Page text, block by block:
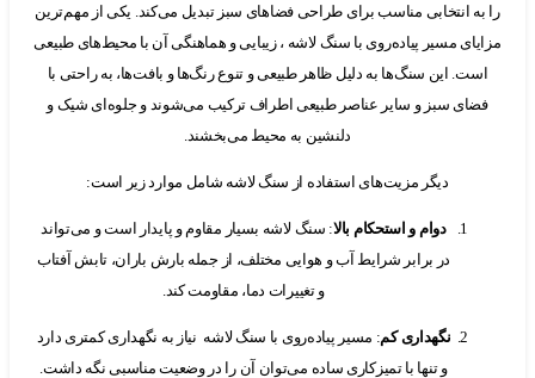
انتخابی مناسب برای طراحی فضاهای سبز تبدیل می‌کند. یکی از مهم‌ترین
مسیر پیاده‌روی با سنگ لاشه ، زیبایی و هماهنگی آن با محیط‌های طبیعی
این سنگ‌ها به دلیل ظاهر طبیعی و تنوع رنگ‌ها و بافت‌ها، به راحتی با
سبز و سایر عناصر طبیعی اطراف ترکیب می‌شوند و جلوه‌ای شیک و
دلنشین به محیط می‌بخشند.
دیگر مزیت‌های استفاده از سنگ لاشه شامل موارد زیر است:
دوام و استحکام بالا: سنگ لاشه بسیار مقاوم و پایدار است و می‌تواند
در برابر شرایط آب و هوایی مختلف، از جمله بارش باران، تابش آفتاب
و تغییرات دما، مقاومت کند.
نگهداری کم: مسیر پیاده‌روی با سنگ لاشه نیاز به نگهداری کمتری دارد
و تنها با تمیزکاری ساده می‌توان آن را در وضعیت مناسبی نگه داشت.